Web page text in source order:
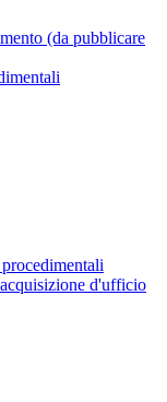
(da pubblicare
d'ufficio